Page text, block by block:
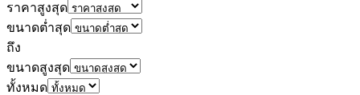
ราคาสูงสุด
ขนาดต่ำสุด
ถึง
ขนาดสูงสุด
ทั้งหมด